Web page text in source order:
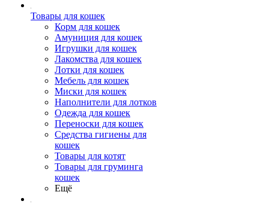
Товары для кошек
Корм для кошек
Амуниция для кошек
Игрушки для кошек
Лакомства для кошек
Лотки для кошек
Мебель для кошек
Миски для кошек
Наполнители для лотков
Одежда для кошек
Переноски для кошек
Средства гигиены для
кошек
Товары для котят
Товары для груминга
кошек
Ещё